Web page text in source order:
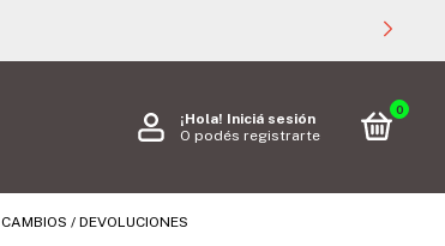
¡Hola! Iniciá sesión
O podés registrarte
0
CAMBIOS / DEVOLUCIONES